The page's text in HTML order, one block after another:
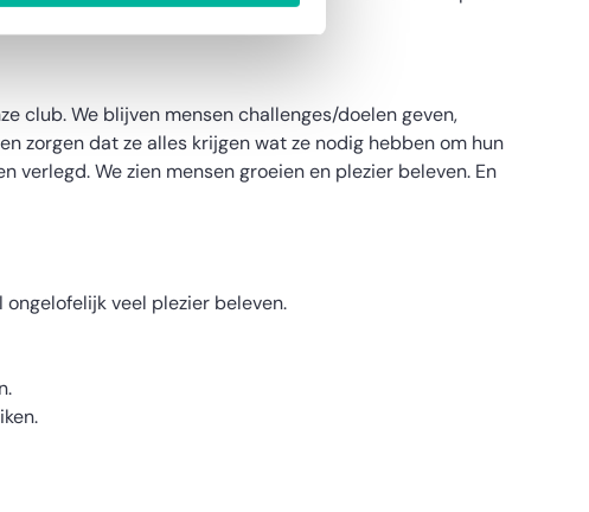
club. We blijven mensen challenges/doelen geven,
zorgen dat ze alles krijgen wat ze nodig hebben om hun
We zien mensen groeien en plezier beleven. En
veel plezier beleven.